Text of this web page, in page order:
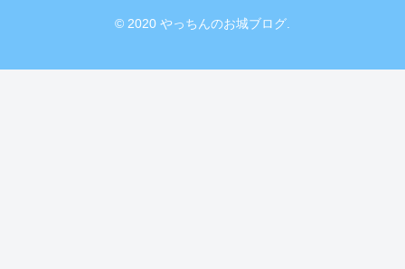
© 2020 やっちんのお城ブログ.